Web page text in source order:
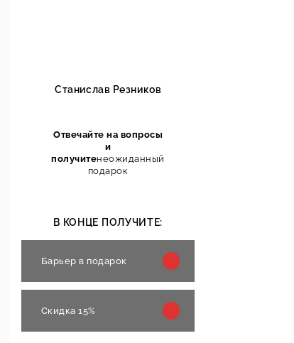
Станислав Резников
Отвечайте на вопросы
и
получитенеожиданный
подарок
В КОНЦЕ ПОЛУЧИТЕ:
Барьер в подарок
Скидка 15%